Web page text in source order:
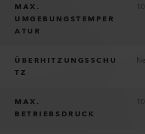
MAX.
UMGEBUNGSTEMPER
ATUR
ÜBERHITZUNGSSCHU
TZ
MAX.
BETRIEBSDRUCK